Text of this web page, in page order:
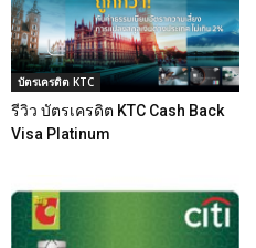
บัตรเครดิต KTC
รีวิว บัตรเครดิต KTC Cash Back
Visa Platinum